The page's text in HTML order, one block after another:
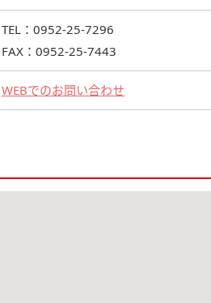
TEL：0952-25-7296
FAX：0952-25-7443
WEBでのお問い合わせ